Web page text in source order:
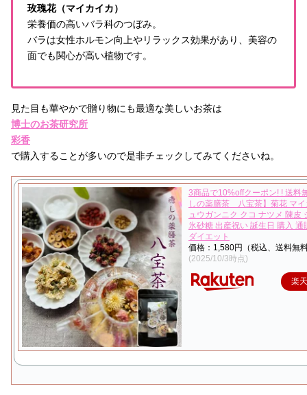
玫瑰花（マイカイカ）
栄養価の高いバラ科のつぼみ。
バラは女性ホルモン向上やリラックス効果があり、美容の
面でも関心が高い植物です。
見た目も華やかで贈り物にも最適な美しいお茶は
博士のお茶研究所
彩香
で購入することが多いので是非チェックしてみてくださいね。
3商品で10%offクーポン! ! 送料
しの薬膳茶 八宝茶】菊花 マイ
ュウガンニク クコ ナツメ 陳皮
氷砂糖 出産祝い 誕生日 購入 通
ダイエット
価格：1,580円（税込、送料無
(2025/10/3時点)
楽